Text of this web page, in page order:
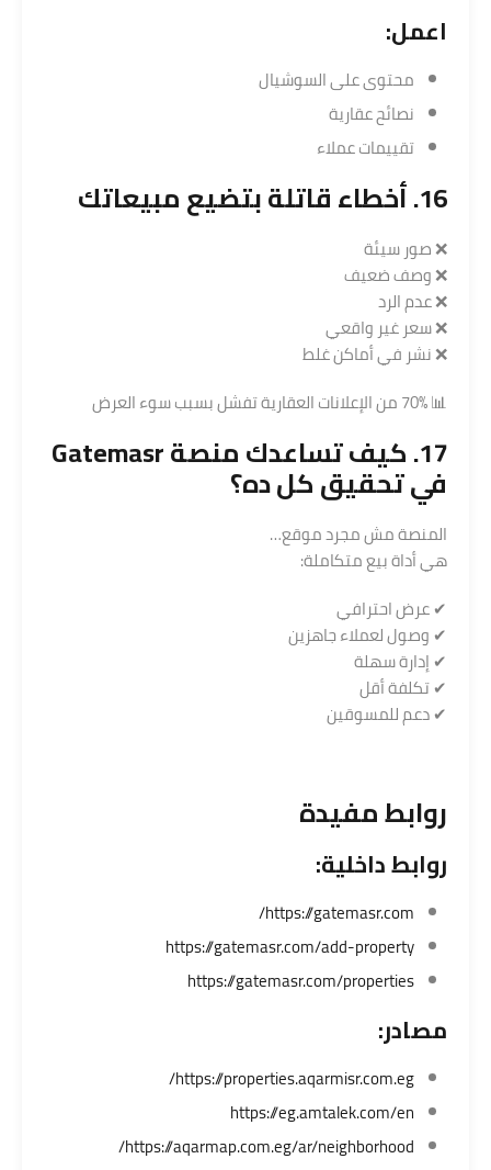
اعمل:
محتوى على السوشيال
نصائح عقارية
تقييمات عملاء
16. أخطاء قاتلة بتضيع مبيعاتك
❌ صور سيئة
❌ وصف ضعيف
❌ عدم الرد
❌ سعر غير واقعي
❌ نشر في أماكن غلط
📊 70% من الإعلانات العقارية تفشل بسبب سوء العرض
17. كيف تساعدك منصةGatemasr
في تحقيق كل ده؟
المنصة مش مجرد موقع…
هي أداة بيع متكاملة:
✔ عرض احترافي
✔ وصول لعملاء جاهزين
✔ إدارة سهلة
✔ تكلفة أقل
✔ دعم للمسوقين
روابط مفيدة
روابط داخلية:
https://gatemasr.com/
https://gatemasr.com/add-property
https://gatemasr.com/properties
مصادر:
https://properties.aqarmisr.com.eg/
https://eg.amtalek.com/en
https://aqarmap.com.eg/ar/neighborhood/